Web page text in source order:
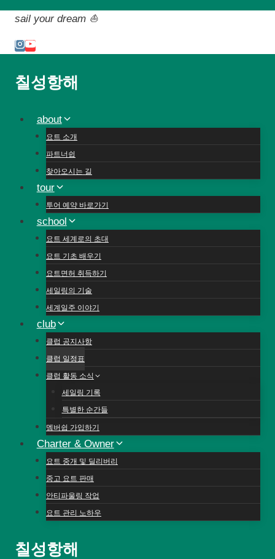
Skip
content
sail your dream ⛵️
칠성항해
about
요트 소개
파트너쉽
찾아오시는 길
tour
투어 예약 바로가기
school
요트 세계로의 초대
요트 기초 배우기
요트면허 취득하기
세일링의 기술
세계일주 이야기
club
클럽 공지사항
클럽 일정표
클럽 활동 소식
세일링 기록
특별한 순간들
멤버쉽 가입하기
Charter & Owner
요트 중개 및 딜리버리
중고 요트 판매
안티파울링 작업
요트 관리 노하우
칠성항해